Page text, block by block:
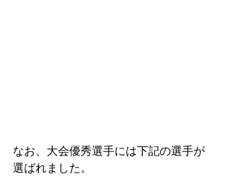
なお、大会優秀選手には下記の選手が
選ばれました。